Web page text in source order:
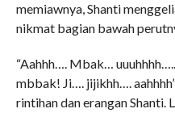
memiawnya, Shanti
nikmat bagian bawah
“Aahhh…. Mbak…
mbbak! Ji…. jijikhh….
rintihan dan erangan Shanti.